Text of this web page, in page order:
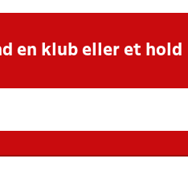
en klub eller et hold